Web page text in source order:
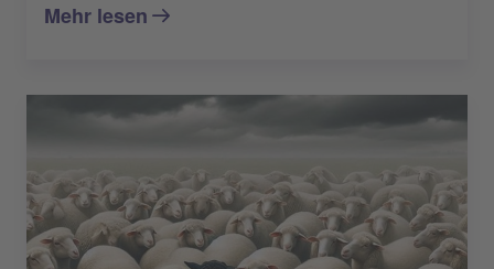
Mehr lesen